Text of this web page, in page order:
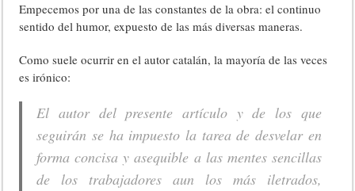
Empecemos por una de las constantes de la obra: el continuo
sentido del humor, expuesto de las más diversas maneras.
Como suele ocurrir en el autor catalán, la mayoría de las veces
es irónico:
El autor del presente artículo y de los que
seguirán se ha impuesto la tarea de desvelar en
forma concisa y asequible a las mentes sencillas
de los trabajadores aun los más iletrados,